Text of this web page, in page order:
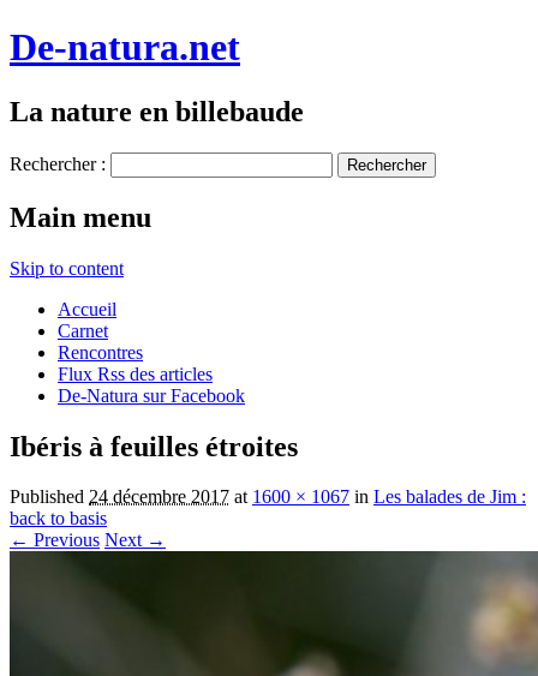
De-natura.net
La nature en billebaude
Rechercher :
Main menu
Skip to content
Accueil
Carnet
Rencontres
Flux Rss des articles
De-Natura sur Facebook
Ibéris à feuilles étroites
Published 24 décembre 2017 at 1600 × 1067 in Les balades de Jim :
back to basis
← Previous Next →